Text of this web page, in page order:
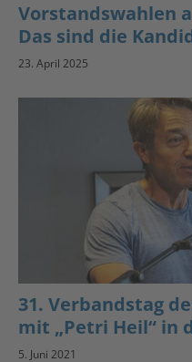
Vorstandswahlen
Das sind die
23. April 2025
31. Verbandstag
mit „Petri Heil“ in
5. Juni 2021